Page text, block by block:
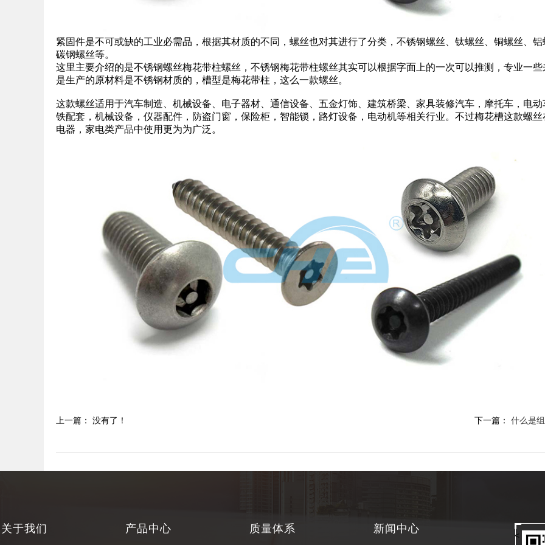
紧固件是不可或缺的工业必需品，根据其材质的不同，螺丝也对其进行了分类，不锈钢螺丝、钛螺丝、铜螺丝、铝
碳钢螺丝等。
这里主要介绍的是不锈钢螺丝梅花带柱螺丝，不锈钢梅花带柱螺丝其实可以根据字面上的一次可以推测，专业一些
是生产的原材料是不锈钢材质的，槽型是梅花带柱，这么一款螺丝。
这款螺丝适用于汽车制造、机械设备、电子器材、通信设备、五金灯饰、建筑桥梁、家具装修汽车，摩托车，电动
铁配套，机械设备，仪器配件，防盗门窗，保险柜，智能锁，路灯设备，电动机等相关行业。不过梅花槽这款螺丝
电器，家电类产品中使用更为为广泛。
上一篇： 没有了！ 下一篇： 什么是
关于我们 产品中心 质量体系 新闻中心
<